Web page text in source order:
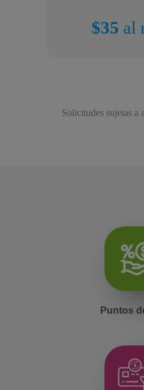
$35 al
Solicitudes sujetas a
Puntos